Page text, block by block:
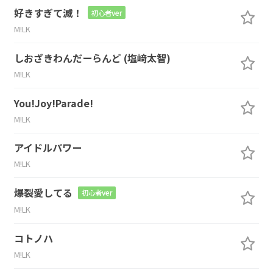
好きすぎて滅！ 初心者ver
M!LK
しおざきわんだーらんど (塩﨑太智)
M!LK
You!Joy!Parade!
M!LK
アイドルパワー
M!LK
爆裂愛してる 初心者ver
M!LK
コトノハ
M!LK